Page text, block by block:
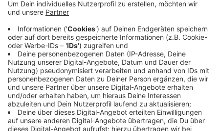
Anzeige
Während der geplanten Pausen- und Wendezeiten
laden E-Busse hier nach. Bislang mussten sie zum
Betriebshof im Gewerbegebiet Tetekum fahren. Hier
erfolgt jetzt nur noch das komplette Aufladen der
Akkus über Nacht. Im Moment hat die RVM acht E-
Busse im Kreis Coesfeld im Einsatz.
Anzeige